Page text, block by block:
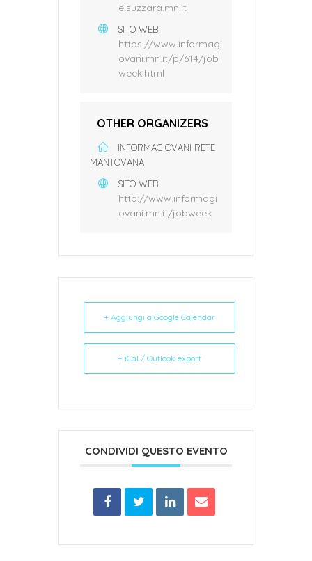
e.suzzara.mn.it
SITO WEB
https://www.informagi
ovani.mn.it/p/614/job
week.html
OTHER ORGANIZERS
INFORMAGIOVANI RETE
MANTOVANA
SITO WEB
http://www.informagi
ovani.mn.it/jobweek
+ Aggiungi a Google Calendar
+ iCal / Outlook export
CONDIVIDI QUESTO EVENTO